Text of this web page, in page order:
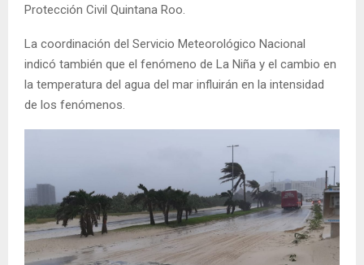
Protección Civil Quintana Roo.
La coordinación del Servicio Meteorológico Nacional
indicó también que el fenómeno de La Niña y el cambio en
la temperatura del agua del mar influirán en la intensidad
de los fenómenos.